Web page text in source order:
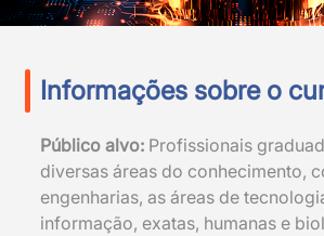
Informações sobre o
Público alvo: Profissionais
diversas áreas do conhecimento,
engenharias, as áreas de
informação, exatas, humanas e